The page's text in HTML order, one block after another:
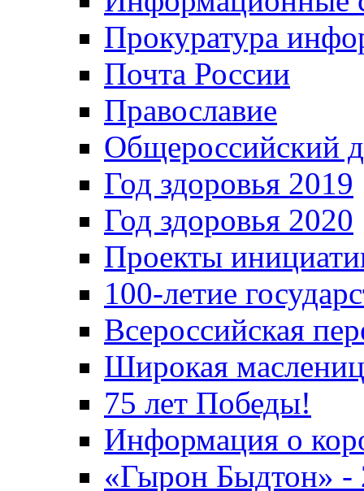
Прокуратура
Почта России
Православие
Общероссийский
Год здоровья 2019
Год здоровья 2020
Проекты
100-летие
Всероссийская
Широкая
75 лет Победы!
Информация о
«Гырон Быдтон» -